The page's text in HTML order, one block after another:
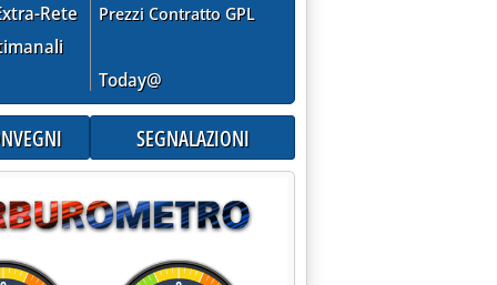
Rete
Prezzi Contratto GPL
Today@
SEGNALAZIONI